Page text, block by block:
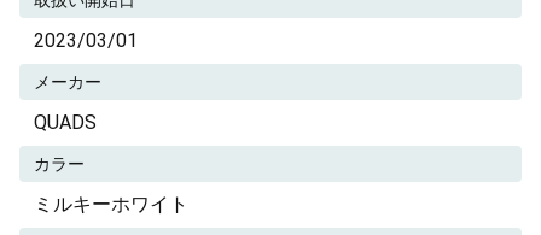
2023/03/01
メーカー
QUADS
カラー
ミルキーホワイト